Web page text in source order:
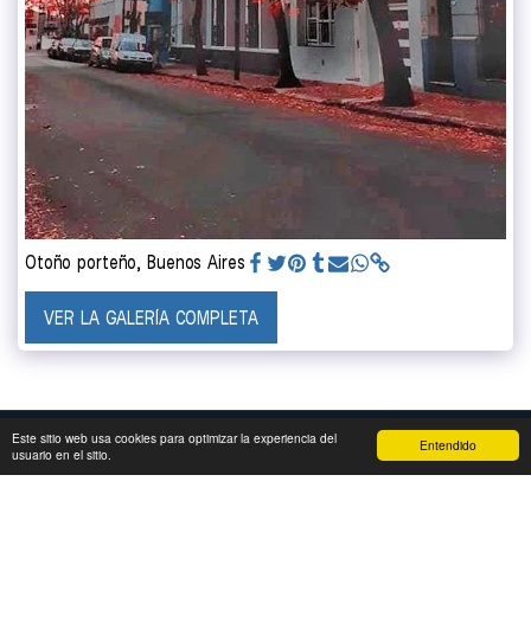
Entendido
Este sitio web usa cookies para optimizar la experiencia del
usuario en el sitio.
Otoño porteño, Buenos Aires
VER LA GALERÍA COMPLETA
INICIO BUENOS AIRES ARGENTINA AMÉRICA MÁS